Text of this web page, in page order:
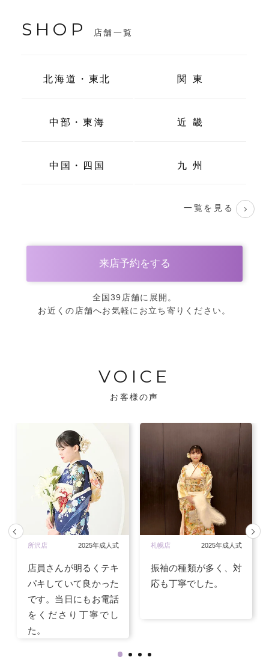
SHOP 店舗一覧
北海道・東北 関 東
中部・東海 近 畿
中国・四国 九 州
一覧を見る
来店予約をする
全国39店舗に展開。
お近くの店舗へお気軽にお立ち寄りください。
VOICE
お客様の声
所沢店 2025年成人式
店員さんが明るくテキ
パキしていて良かった
です。当日にもお電話
をくださり丁寧でし
た。
札幌店 2025年成人式
振袖の種類が多く、対
応も丁寧でした。